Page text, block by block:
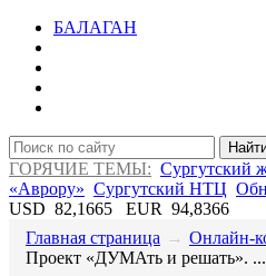
БАЛАГАН
ГОРЯЧИЕ ТЕМЫ: Сургутский
«Аврору» Сургутский НТЦ
USD 82,1665 EUR 94,8366
Главная страница → Онлайн-
Проект «ДУМАть и решать». ...